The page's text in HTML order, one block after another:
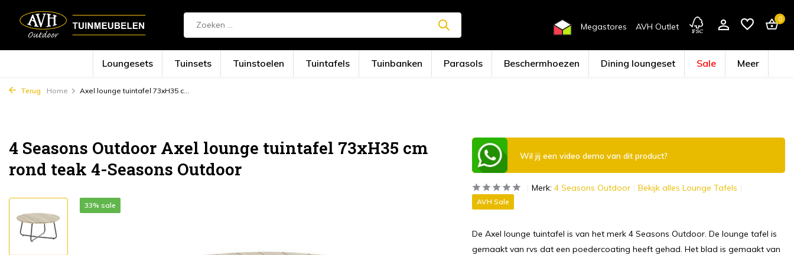
Megastores AVH Outlet
0
Loungesets Tuinsets Tuinstoelen Tuintafels Tuinbanken Parasols Beschermhoezen Dining loungeset Sale Meer
Terug Home Axel lounge tuintafel 73xH35 c...
4 Seasons Outdoor Axel lounge tuintafel 73xH35 cm
rond teak 4-Seasons Outdoor
33% sale
Wil jij een video demo van dit product?
Merk: 4 Seasons Outdoor Bekijk alles Lounge Tafels
AVH Sale
De Axel lounge tuintafel is van het merk 4 Seasons Outdoor. De lounge tafel is
gemaakt van rvs dat een poedercoating heeft gehad. Het blad is gemaakt van